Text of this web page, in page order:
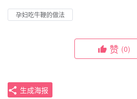
孕妇吃牛鞭的做法
赞 (0)
生成海报